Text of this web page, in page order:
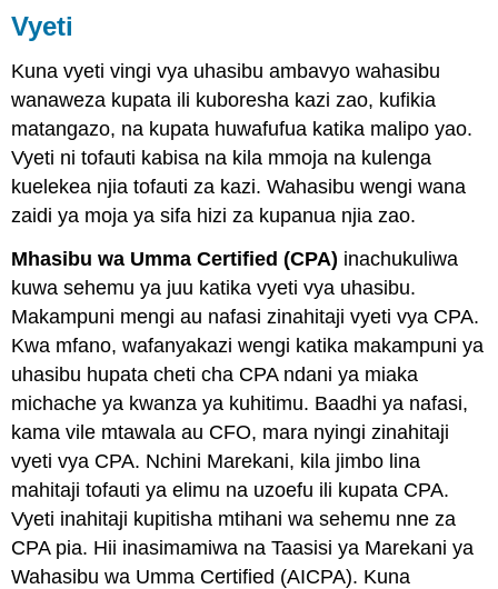
Vyeti
Kuna vyeti vingi vya uhasibu ambavyo wahasibu
wanaweza kupata ili kuboresha kazi zao, kufikia
matangazo, na kupata huwafufua katika malipo yao.
Vyeti ni tofauti kabisa na kila mmoja na kulenga
kuelekea njia tofauti za kazi. Wahasibu wengi wana
zaidi ya moja ya sifa hizi za kupanua njia zao.
Mhasibu wa Umma Certified (CPA) inachukuliwa
kuwa sehemu ya juu katika vyeti vya uhasibu.
Makampuni mengi au nafasi zinahitaji vyeti vya CPA.
Kwa mfano, wafanyakazi wengi katika makampuni ya
uhasibu hupata cheti cha CPA ndani ya miaka
michache ya kwanza ya kuhitimu. Baadhi ya nafasi,
kama vile mtawala au CFO, mara nyingi zinahitaji
vyeti vya CPA. Nchini Marekani, kila jimbo lina
mahitaji tofauti ya elimu na uzoefu ili kupata CPA.
Vyeti inahitaji kupitisha mtihani wa sehemu nne za
CPA pia. Hii inasimamiwa na Taasisi ya Marekani ya
Wahasibu wa Umma Certified (AICPA). Kuna